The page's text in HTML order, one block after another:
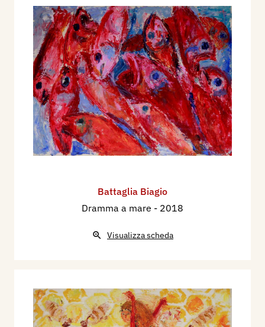
Battaglia Biagio
Dramma a mare - 2018
Visualizza scheda